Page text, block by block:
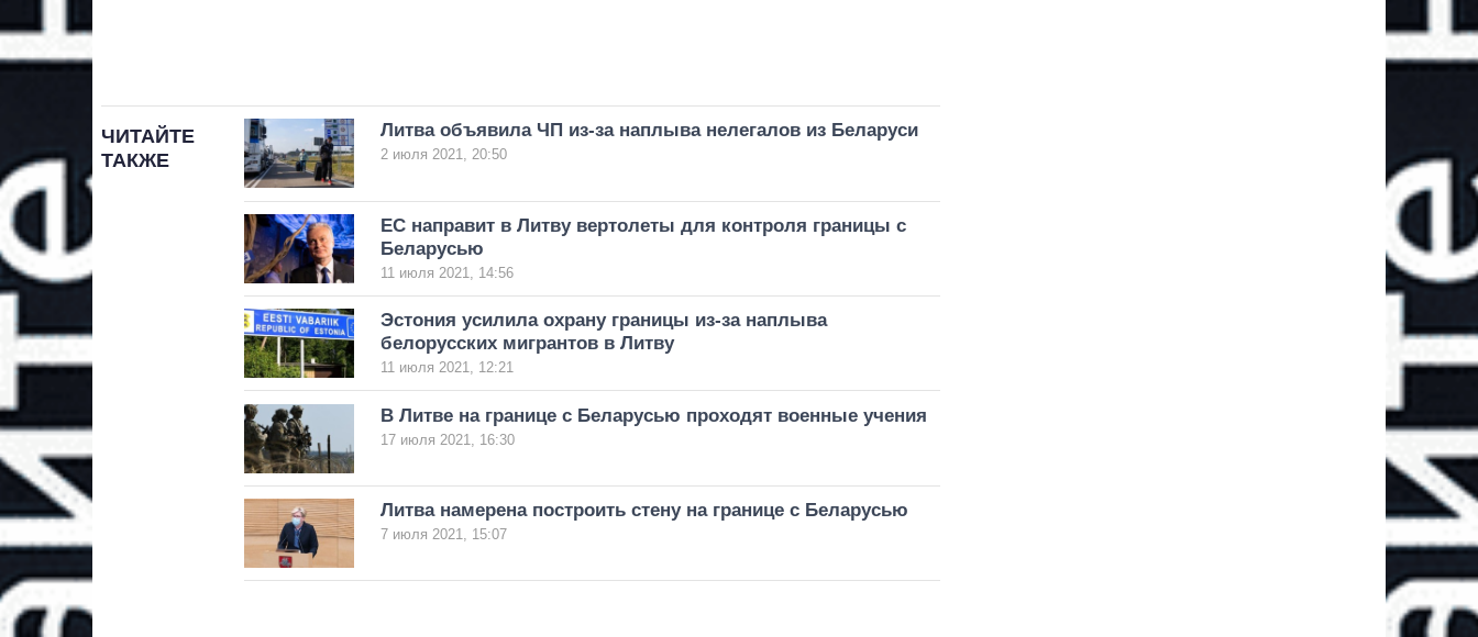
ЧИТАЙТЕ
ТАКЖЕ
Литва объявила ЧП из-за наплыва нелегалов из Беларуси
2 июля 2021, 20:50
ЕС направит в Литву вертолеты для контроля границы с
Беларусью
11 июля 2021, 14:56
Эстония усилила охрану границы из-за наплыва
белорусских мигрантов в Литву
11 июля 2021, 12:21
В Литве на границе с Беларусью проходят военные учения
17 июля 2021, 16:30
Литва намерена построить стену на границе с Беларусью
7 июля 2021, 15:07